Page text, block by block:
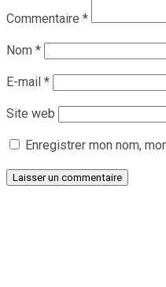
Commentaire *
Nom *
E-mail *
Site web
Enregistrer mon nom,